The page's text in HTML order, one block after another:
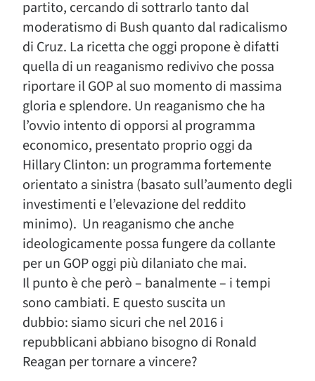
partito, cercando di sottrarlo tanto dal
moderatismo di Bush quanto dal radicalismo
di Cruz. La ricetta che oggi propone è difatti
quella di un reaganismo redivivo che possa
riportare il GOP al suo momento di massima
gloria e splendore. Un reaganismo che ha
l’ovvio intento di opporsi al programma
economico, presentato proprio oggi da
Hillary Clinton: un programma fortemente
orientato a sinistra (basato sull’aumento degli
investimenti e l’elevazione del reddito
minimo). Un reaganismo che anche
ideologicamente possa fungere da collante
per un GOP oggi più dilaniato che mai.
Il punto è che però – banalmente – i tempi
sono cambiati. E questo suscita un
dubbio: siamo sicuri che nel 2016 i
repubblicani abbiano bisogno di Ronald
Reagan per tornare a vincere?